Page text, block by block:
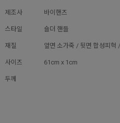
제조사 바이핸즈
스타일 숄더 핸들
재질 앞면 소가죽 / 뒷면 합성피혁
사이즈 61cm x 1cm
두께